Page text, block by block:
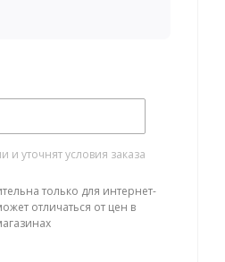
уточнят условия заказа
только для интернет-
отличаться от цен в